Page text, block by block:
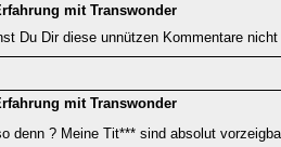
mit Transwonder
Du Dir diese unnützen Kommentare
mit Transwonder
denn ? Meine Tit*** sind absolut